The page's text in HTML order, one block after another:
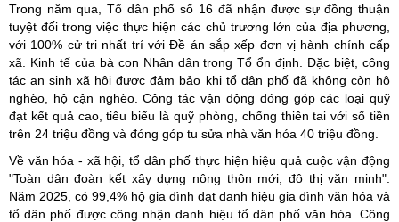
Trong năm qua, Tổ dân phố số 16 đã nhận được sự đồng thuận
tuyệt đối trong việc thực hiện các chủ trương lớn của địa phương,
với 100% cử tri nhất trí với Đề án sắp xếp đơn vị hành chính cấp
xã. Kinh tế của bà con Nhân dân trong Tổ ổn định. Đặc biệt, công
tác an sinh xã hội được đảm bảo khi tổ dân phố đã không còn hộ
nghèo, hộ cận nghèo. Công tác vận động đóng góp các loại quỹ
đạt kết quả cao, tiêu biểu là quỹ phòng, chống thiên tai với số tiền
trên 24 triệu đồng và đóng góp tu sửa nhà văn hóa 40 triệu đồng.
Về văn hóa - xã hội, tổ dân phố thực hiện hiệu quả cuộc vận động
"Toàn dân đoàn kết xây dựng nông thôn mới, đô thị văn minh".
Năm 2025, có 99,4% hộ gia đình đạt danh hiệu gia đình văn hóa và
tổ dân phố được công nhận danh hiệu tổ dân phố văn hóa. Công